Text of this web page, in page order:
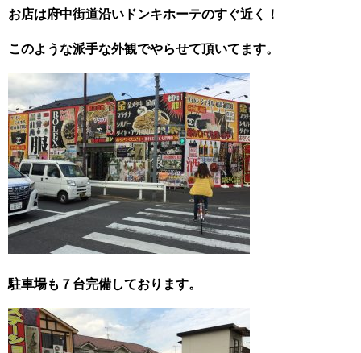
お店は府中街道沿いドンキホーテのすぐ近く！
このような派手な外観でやらせて頂いてます。
駐車場も７台完備しております。